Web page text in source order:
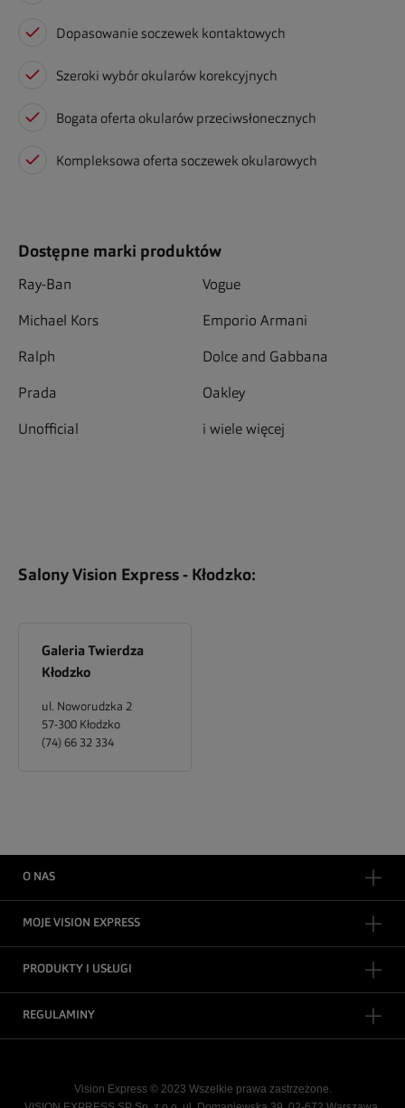
Dopasowanie soczewek kontaktowych
Szeroki wybór okularów korekcyjnych
Bogata oferta okularów przeciwsłonecznych
Kompleksowa oferta soczewek okularowych
Dostępne marki produktów
Ray-Ban Vogue
Michael Kors Emporio Armani
Ralph Dolce and Gabbana
Prada Oakley
Unofficial i wiele więcej
Salony Vision Express - Kłodzko:
Galeria Twierdza
Kłodzko
ul. Noworudzka 2
57-300 Kłodzko
(74) 66 32 334